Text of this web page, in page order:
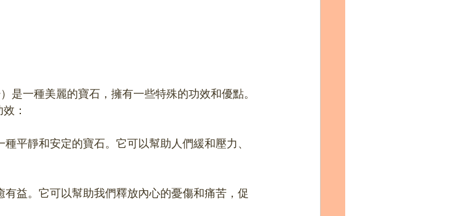
）是一種美麗的寶石，擁有一些特殊的功效和優點。
：